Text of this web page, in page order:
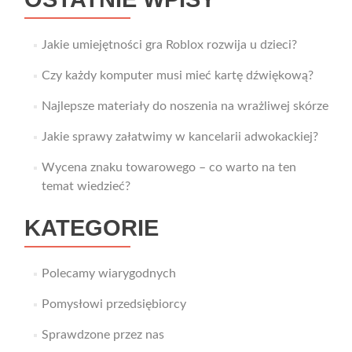
Jakie umiejętności gra Roblox rozwija u dzieci?
Czy każdy komputer musi mieć kartę dźwiękową?
Najlepsze materiały do noszenia na wrażliwej skórze
Jakie sprawy załatwimy w kancelarii adwokackiej?
Wycena znaku towarowego – co warto na ten
temat wiedzieć?
KATEGORIE
Polecamy wiarygodnych
Pomysłowi przedsiębiorcy
Sprawdzone przez nas